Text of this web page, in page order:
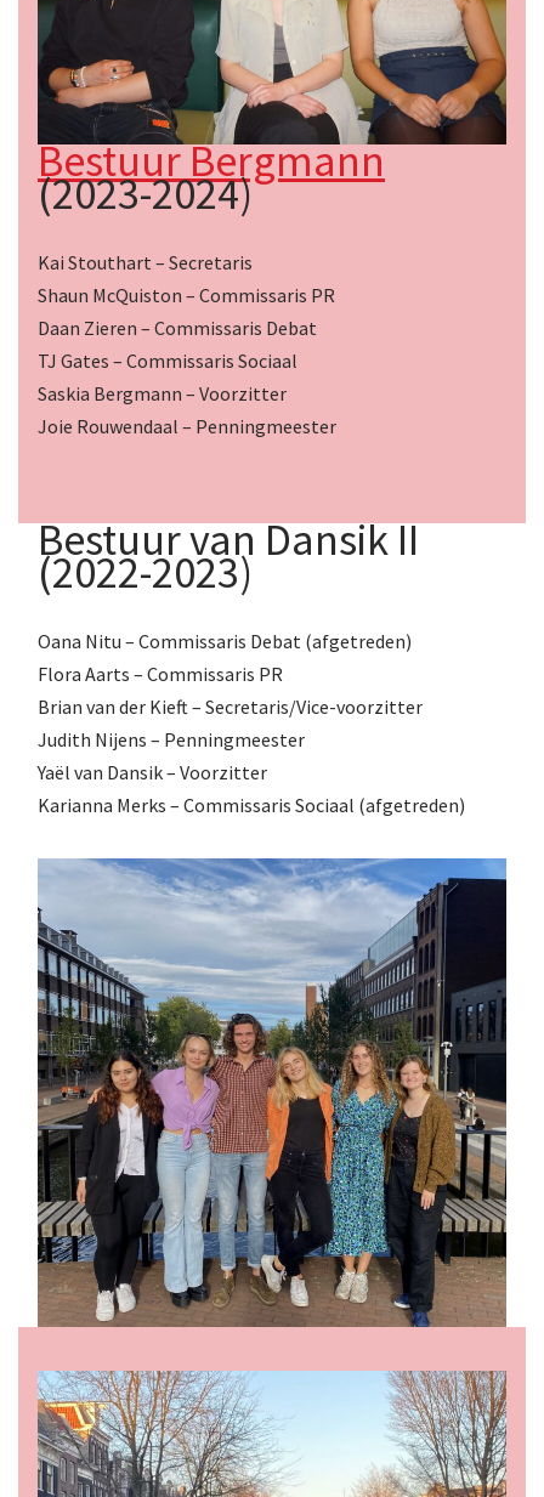
Bestuur Bergmann
(2023-2024)
Kai Stouthart – Secretaris
Shaun McQuiston – Commissaris PR
Daan Zieren – Commissaris Debat
TJ Gates – Commissaris Sociaal
Saskia Bergmann – Voorzitter
Joie Rouwendaal – Penningmeester
Bestuur van Dansik II
(2022-2023)
Oana Nitu – Commissaris Debat (afgetreden)
Flora Aarts – Commissaris PR
Brian van der Kieft – Secretaris/Vice-voorzitter
Judith Nijens – Penningmeester
Yaël van Dansik – Voorzitter
Karianna Merks – Commissaris Sociaal (afgetreden)